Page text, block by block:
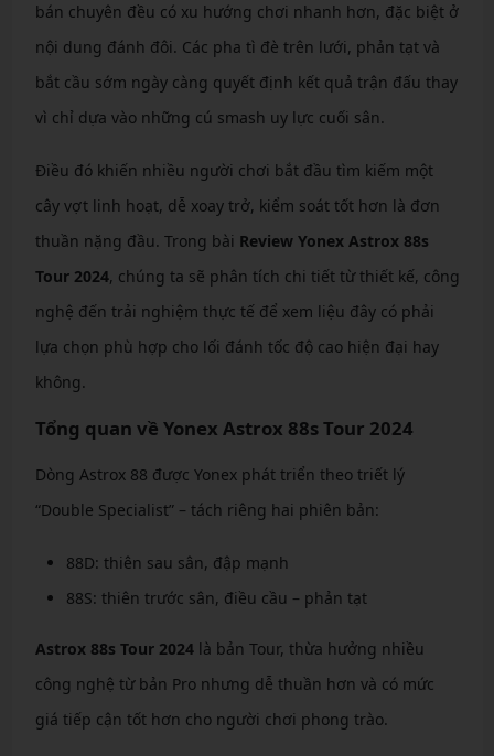
bán chuyên đều có xu hướng chơi nhanh hơn, đặc biệt ở
nội dung đánh đôi. Các pha tì đè trên lưới, phản tạt và
bắt cầu sớm ngày càng quyết định kết quả trận đấu thay
vì chỉ dựa vào những cú smash uy lực cuối sân.
Điều đó khiến nhiều người chơi bắt đầu tìm kiếm một
cây vợt linh hoạt, dễ xoay trở, kiểm soát tốt hơn là đơn
thuần nặng đầu. Trong bài Review Yonex Astrox 88s
Tour 2024, chúng ta sẽ phân tích chi tiết từ thiết kế, công
nghệ đến trải nghiệm thực tế để xem liệu đây có phải
lựa chọn phù hợp cho lối đánh tốc độ cao hiện đại hay
không.
Tổng quan về Yonex Astrox 88s Tour 2024
Dòng Astrox 88 được Yonex phát triển theo triết lý
“Double Specialist” – tách riêng hai phiên bản:
88D: thiên sau sân, đập mạnh
88S: thiên trước sân, điều cầu – phản tạt
Astrox 88s Tour 2024là bản Tour, thừa hưởng nhiều
công nghệ từ bản Pro nhưng dễ thuần hơn và có mức
giá tiếp cận tốt hơn cho người chơi phong trào.